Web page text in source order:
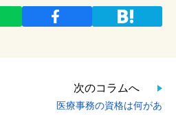
次のコラムへ
医療事務の資格は何があ